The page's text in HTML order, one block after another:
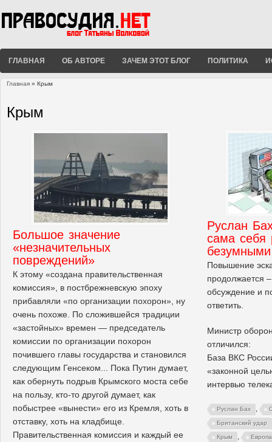
ГЛАВНАЯ ОБ АВТОРЕ ЗАЧЕМ ЭТОТ БЛОГ ПОЛИТИКА
Главная » Крым
Крым
Большое значение
«незначительных
повреждений»
К этому «создана правительственная
комиссия», в постбрежневскую эпоху
прибавляли «по организации похорон», ну
очень похоже. По сложившейся традиции
«застойных» времен — председатель
комиссии по организации похорон
почившего главы государства и становился
следующим Генсеком... Пока Путин думает,
как обернуть подрыв Крымского моста себе
на пользу, кто-то другой думает, как
побыстрее «вынести» его из Кремля, хоть в
отставку, хоть на кладбище.
Правительственная комиссия и каждый ее
Руслан
сама себя
Повышение
продолжается
обсуждение и
ответить.
Министр
отличился:
База ВКС
«законной
интервью
Руслан Бах ,
Британский удар
Крым , Европа